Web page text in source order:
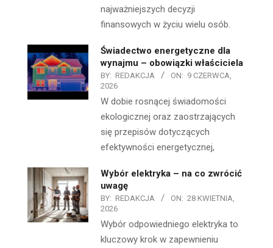
najważniejszych decyzji
finansowych w życiu wielu osób.
Świadectwo energetyczne dla
wynajmu – obowiązki właściciela
BY: REDAKCJA ON: 9 CZERWCA,
2026
W dobie rosnącej świadomości
ekologicznej oraz zaostrzających
się przepisów dotyczących
efektywności energetycznej,
Wybór elektryka – na co zwrócić
uwagę
BY: REDAKCJA ON: 28 KWIETNIA,
2026
Wybór odpowiedniego elektryka to
kluczowy krok w zapewnieniu